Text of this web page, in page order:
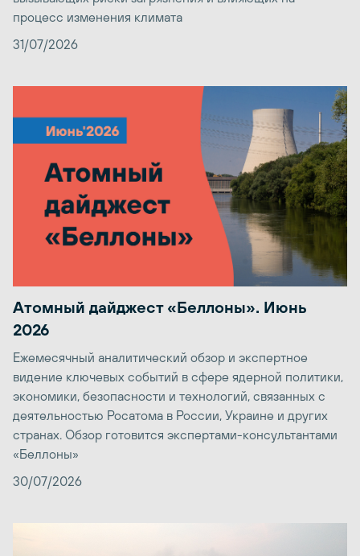
процесс изменения климата
31/07/2026
Атомный дайджест «Беллоны». Июнь
2026
Ежемесячный аналитический обзор и экспертное
видение ключевых событий в сфере ядерной политики,
экономики, безопасности и технологий, связанных с
деятельностью Росатома в России, Украине и других
странах. Обзор готовится экспертами-консультантами
«Беллоны»
30/07/2026